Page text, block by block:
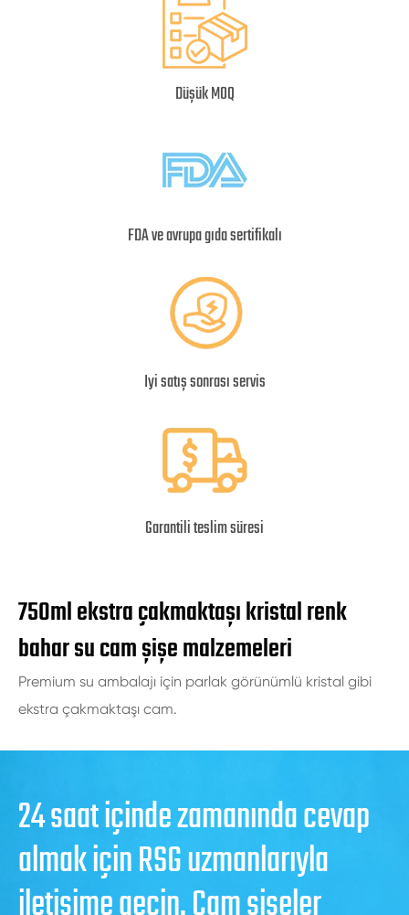
Düşük MOQ
FDA ve avrupa gıda sertifikalı
Iyi satış sonrası servis
Garantili teslim süresi
750ml ekstra çakmaktaşı kristal renk
bahar su cam şişe malzemeleri
Premium su ambalajı için parlak görünümlü kristal gibi
ekstra çakmaktaşı cam.
24 saat içinde zamanında cevap
almak için RSG uzmanlarıyla